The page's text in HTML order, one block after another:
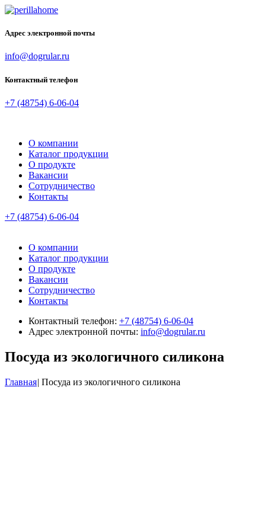
Адрес электронной почты
info@dogrular.ru
Контактный телефон
+7 (48754) 6-06-04
О компании
Каталог продукции
О продукте
Вакансии
Сотрудничество
Контакты
+7 (48754) 6-06-04
О компании
Каталог продукции
О продукте
Вакансии
Сотрудничество
Контакты
Контактный телефон: +7 (48754) 6-06-04
Адрес электронной почты: info@dogrular.ru
Посуда из экологичного силикона
Главная| Посуда из экологичного силикона